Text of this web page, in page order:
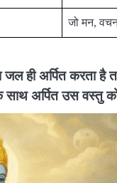
जो मन,
ही अर्पित करता है
अर्पित उस वस्तु